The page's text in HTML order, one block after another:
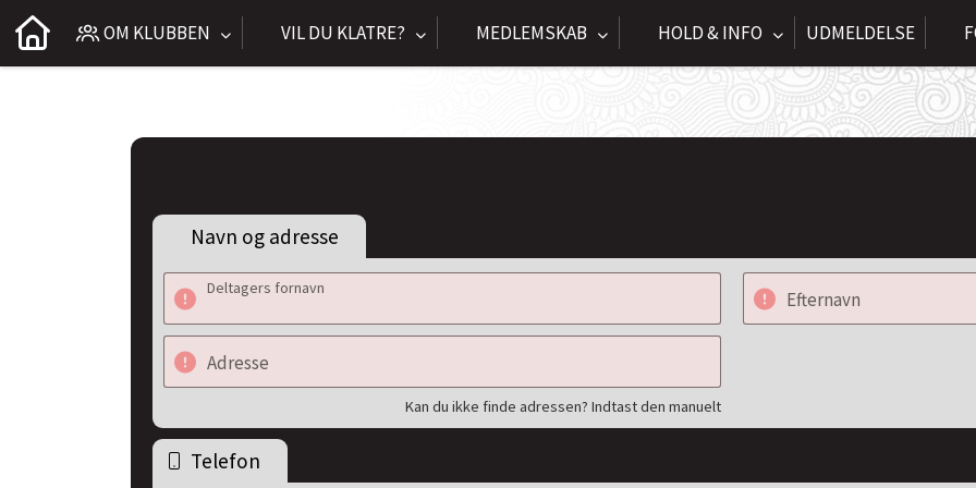
OM KLUBBEN VIL DU KLATRE? MEDLEMSKAB HOLD & INFO UDMELDELSE
Navn og adresse
Deltagers fornavn Efternavn
Adresse
Kan du ikke finde adressen? Indtast den manuelt
Telefon